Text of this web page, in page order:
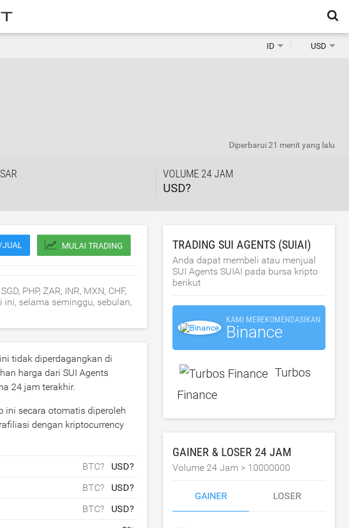
ID USD
VOLUME 24 JAM
USD?
Diperbarui21 menit yang lalu
MULAI TRADING
PHP, ZAR, INR, MXN, CHF,
ini, selama seminggu, sebulan,
tidak diperdagangkan di
harga dari SUI Agents
24 jam terakhir.
ini secara otomatis diperoleh
dengan kriptocurrency
BTC?
USD?
BTC?
USD?
BTC?
USD?
TRADING SUI AGENTS (SUIAI)
Anda dapat membeli atau menjual
SUI Agents SUIAI pada bursa kripto
berikut
KAMI MEREKOMENDASIKAN
Binance
Turbos
Finance
GAINER & LOSER 24 JAM
Volume 24 Jam > 10000000
GAINER LOSER